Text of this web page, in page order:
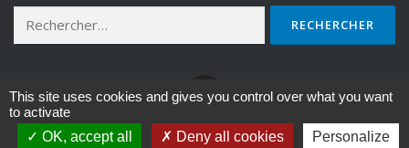
Rechercher :
Copyright © 2026 - EPSY VAR - Mentions légales
This site uses cookies and gives you control over what you want
to activate
OK, accept all
Deny all cookies Personalize